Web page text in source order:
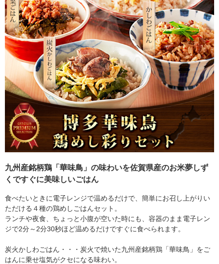
九州産銘柄鶏「華味鳥」の味わいを佐賀県産のお米夢しず
くですぐに美味しいごはん
食べたいときに電子レンジで温めるだけで、簡単にお召し上がりい
ただける４種の鶏めしごはんセット。
ランチや夜食、ちょっと小腹が空いた時にも、容器のまま電子レン
ジで2分～2分30秒ほど温めるだけですぐに食べられます。
炭火かしわごはん・・・炭火で焼いた九州産銘柄鶏「華味鳥」をご
はんに乗せ塩気がクセになる味わい。